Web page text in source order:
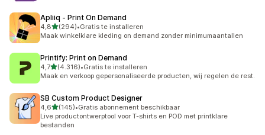
Apliiq ‑ Print On Demand
4,8van 5 sterren
(294)
294 recensies in totaal
•Gratis te installeren
Maak winkelklare kleding on demand zonder minimumaantallen
Printify: Print on Demand
4,7van 5 sterren
(4.316)
4316 recensies in totaal
•Gratis te installeren
Maak en verkoop gepersonaliseerde producten, wij regelen de rest.
SB Custom Product Designer
4,6van 5 sterren
(145)
145 recensies in totaal
•Gratis abonnement beschikbaar
Live productontwerptool voor T-shirts en POD met printklare
bestanden